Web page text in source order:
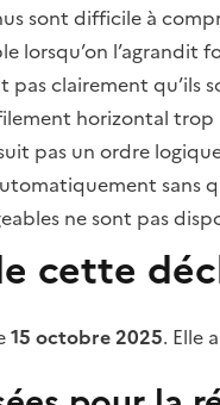
sont difficile à
lorsqu’on l’agrandit
clairement qu’ils
horizontal
pas un ordre
sans
ne sont pas
cette
15 octobre 2025. Elle